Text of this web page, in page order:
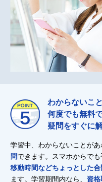
わからないこ
何度でも無料
疑問をすぐに
学習中、わからないことが
問できます。スマホからでも
移動時間などちょっとした合
ます。学習期間内なら、 資